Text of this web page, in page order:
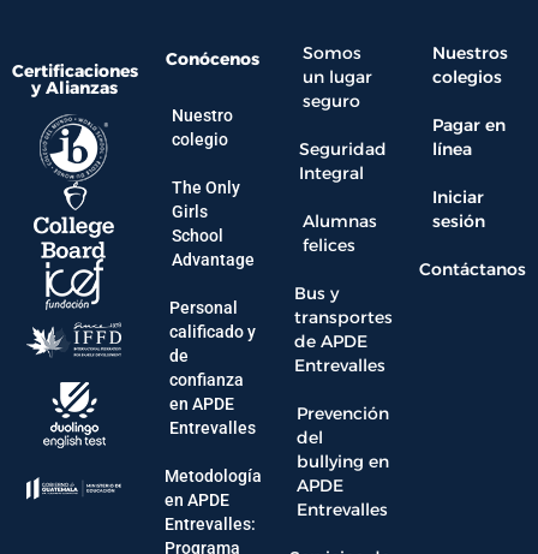
Certificaciones
y Alianzas
Conócenos
Nuestro
colegio
The Only
Girls
School
Advantage
Personal
calificado y
de
confianza
en APDE
Entrevalles
Metodología
en APDE
Entrevalles:
Programa
Somos
un lugar
seguro
Seguridad
Integral
Alumnas
felices
Bus y
transportes
de APDE
Entrevalles
Prevención
del
bullying en
APDE
Entrevalles
Nuestros
colegios
Pagar en
línea
Iniciar
sesión
Contáctanos